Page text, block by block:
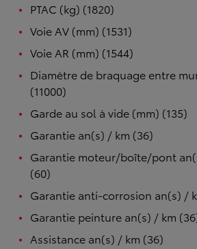
PTAC (kg) (1820)
Voie AV (mm) (1531)
Voie AR (mm) (1544)
Diamètre de braquage entre
(11000)
Garde au sol à vide (mm) (135)
Garantie an(s) / km (36)
Garantie moteur/boîte/pont
(60)
Garantie anti-corrosion an(s) /
Garantie peinture an(s) / km
Assistance an(s) / km (36)